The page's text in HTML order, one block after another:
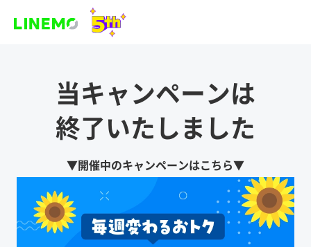
当キャンペーンは
終了いたしました
▼開催中のキャンペーンはこちら▼